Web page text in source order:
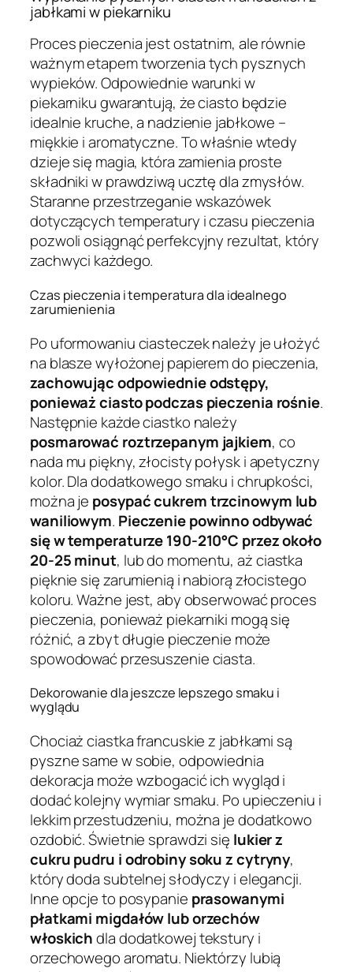
jabłkami w piekarniku
Proces pieczenia jest ostatnim, ale równie
ważnym etapem tworzenia tych pysznych
wypieków. Odpowiednie warunki w
piekarniku gwarantują, że ciasto będzie
idealnie kruche, a nadzienie jabłkowe –
miękkie i aromatyczne. To właśnie wtedy
dzieje się magia, która zamienia proste
składniki w prawdziwą ucztę dla zmysłów.
Staranne przestrzeganie wskazówek
dotyczących temperatury i czasu pieczenia
pozwoli osiągnąć perfekcyjny rezultat, który
zachwyci każdego.
Czas pieczenia i temperatura dla idealnego
zarumienienia
Po uformowaniu ciasteczek należy je ułożyć
na blasze wyłożonej papierem do pieczenia,
zachowując odpowiednie odstępy,
ponieważ ciasto podczas pieczenia rośnie.
Następnie każde ciastko należy
posmarować roztrzepanym jajkiem, co
nada mu piękny, złocisty połysk i apetyczny
kolor. Dla dodatkowego smaku i chrupkości,
można je posypać cukrem trzcinowym lub
waniliowym. Pieczenie powinno odbywać
się w temperaturze 190-210°C przez około
20-25 minut, lub do momentu, aż ciastka
pięknie się zarumienią i nabiorą złocistego
koloru. Ważne jest, aby obserwować proces
pieczenia, ponieważ piekarniki mogą się
różnić, a zbyt długie pieczenie może
spowodować przesuszenie ciasta.
Dekorowanie dla jeszcze lepszego smaku i
wyglądu
Chociaż ciastka francuskie z jabłkami są
pyszne same w sobie, odpowiednia
dekoracja może wzbogacić ich wygląd i
dodać kolejny wymiar smaku. Po upieczeniu i
lekkim przestudzeniu, można je dodatkowo
ozdobić. Świetnie sprawdzi się lukier z
cukru pudru i odrobiny soku z cytryny,
który doda subtelnej słodyczy i elegancji.
Inne opcje to posypanie prasowanymi
płatkami migdałów lub orzechów
włoskichdla dodatkowej tekstury i
orzechowego aromatu. Niektórzy lubią